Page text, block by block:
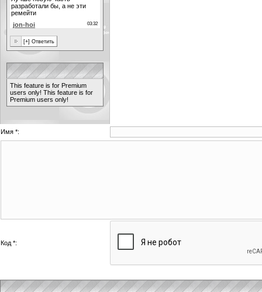
This feature is for Premium
users only! This feature is for
Premium users only!
Имя *:
Код *: